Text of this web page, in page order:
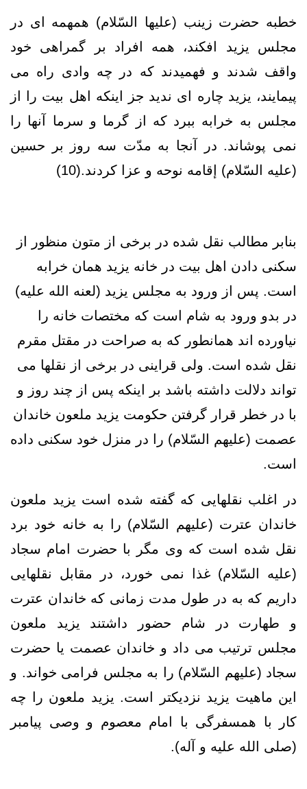
خطبه حضرت زينب (عليها السّلام) همهمه ‏اى در
مجلس يزيد افكند، همه افراد بر گمراهى خود
واقف شدند و فهميدند كه در چه وادى راه مى‏
پيمايند، يزيد چاره ‏اى نديد جز اينكه اهل بيت را از
مجلس به خرابه ببرد كه از گرما و سرما آنها را
نمى‏ پوشاند. در آنجا به مدّت سه روز بر حسين
(عليه السّلام) إقامه نوحه و عزا کردند.(10)
بنابر مطالب نقل شده در برخی از متون منظور از
سکنی دادن اهل بیت در خانه یزید همان خرابه
است. پس از ورود به مجلس یزید (لعنه الله علیه)
در بدو ورود به شام است که مختصات خانه را
نیاورده اند همانطور که به صراحت در مقتل مقرم
نقل شده است. ولی قراینی در برخی از نقلها می
تواند دلالت داشته باشد بر اینکه پس از چند روز و
با در خطر قرار گرفتن حکومت یزید ملعون خاندان
عصمت (علیهم السّلام) را در منزل خود سکنی داده
است.
در اغلب نقلهایی که گفته شده است یزید ملعون
خاندان عترت (علیهم السّلام) را به خانه خود برد
نقل شده است که وی مگر با حضرت امام سجاد
(علیه السّلام) غذا نمی خورد، در مقابل نقلهایی
داریم که به در طول مدت زمانی که خاندان عترت
و طهارت در شام حضور داشتند یزید ملعون
مجلس ترتیب می داد و خاندان عصمت یا حضرت
سجاد (علیهم السّلام) را به مجلس فرامی خواند. و
این ماهیت یزید نزدیکتر است. یزید ملعون را چه
کار با همسفرگی با امام معصوم و وصی پیامبر
(صلی الله علیه و آله).